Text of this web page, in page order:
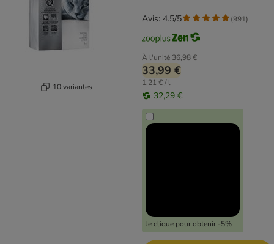
10 variantes
À l'unité 36,98 €
33,99 €
1,21 € / l
32,29 €
Je clique pour obtenir -5%
Avis: 4.5/5 (991)